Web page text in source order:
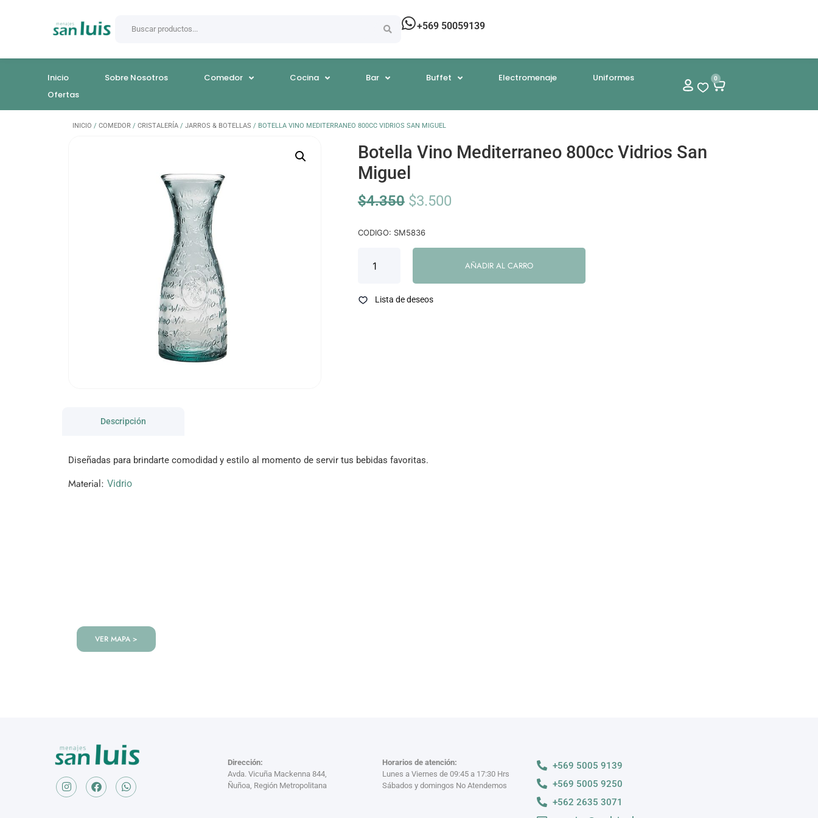
+569 50059139
Inicio Sobre Nosotros Comedor Cocina Bar Buffet Electromenaje
Uniformes
Ofertas
0
INICIO / COMEDOR / CRISTALERÍA / JARROS & BOTELLAS / BOTELLA VINO MEDITERRANEO 800CC VIDRIOS SAN MIGUEL
Botella Vino Mediterraneo 800cc Vidrios San
Miguel
$4.350 $3.500
CODIGO: SM5836
AÑADIR AL CARRO
Lista de deseos
Descripción
Diseñadas para brindarte comodidad y estilo al momento de servir tus bebidas favoritas.
Material: Vidrio
VER MAPA >
Dirección:
Avda. Vicuña Mackenna 844,
Ñuñoa, Región Metropolitana
Horarios de atención:
Lunes a Viernes de 09:45 a 17:30 Hrs
Sábados y domingos No Atendemos
+569 5005 9139
+569 5005 9250
+562 2635 3071